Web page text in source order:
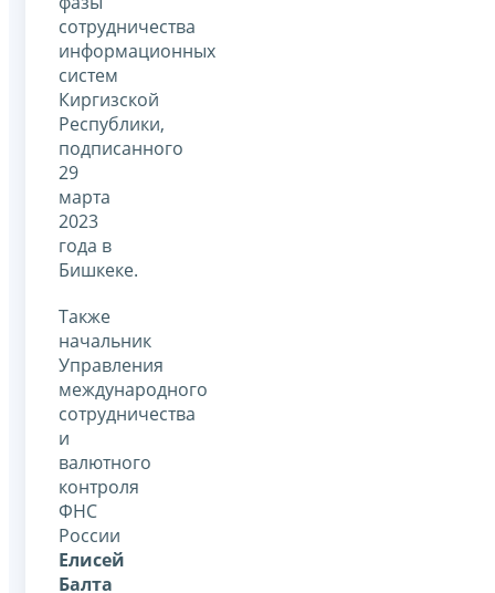
сотрудничества
информационных
систем
Киргизской
Республики,
подписанного
29
марта
2023
года в
Бишкеке.
Также
начальник
Управления
международного
сотрудничества
и
валютного
контроля
ФНС
России
Елисей
Балта